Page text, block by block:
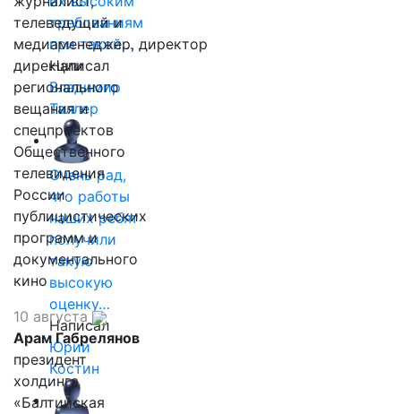
требованиям
при такой…
Написал
Владимир
Таллер
Очень рад,
что работы
наших ребят
получили
такую
высокую
оценку…
Написал
Юрий
Костин
телеведущий и
медиаменеджер, директор
дирекции
регионального
вещания и
спецпроектов
Общественного
телевидения
России
публицистических
программ и
документального
кино
10 августа
Арам Габрелянов
президент
холдинга
«Балтийская